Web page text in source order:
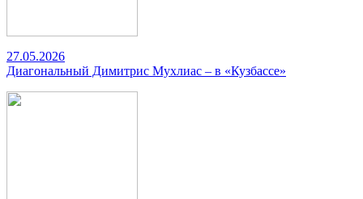
27.05.2026
Диагональный Димитрис Мухлиас – в «Кузбассе»